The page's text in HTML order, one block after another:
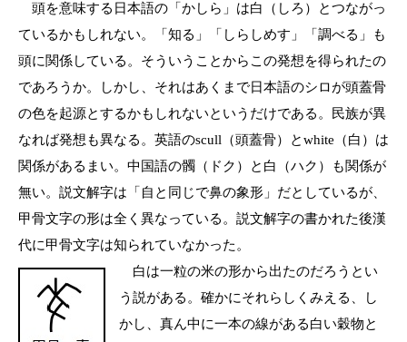
頭を意味する日本語の「かしら」は白（しろ）とつながっ
ているかもしれない。「知る」「しらしめす」「調べる」も
頭に関係している。そういうことからこの発想を得られたの
であろうか。しかし、それはあくまで日本語のシロが頭蓋骨
の色を起源とするかもしれないというだけである。民族が異
なれば発想も異なる。英語のscull（頭蓋骨）とwhite（白）は
関係があるまい。中国語の髑（ドク）と白（ハク）も関係が
無い。説文解字は「自と同じで鼻の象形」だとしているが、
甲骨文字の形は全く異なっている。説文解字の書かれた後漢
代に甲骨文字は知られていなかった。
白は一粒の米の形から出たのだろうとい
う説がある。確かにそれらしくみえる、し
かし、真ん中に一本の線がある白い穀物と